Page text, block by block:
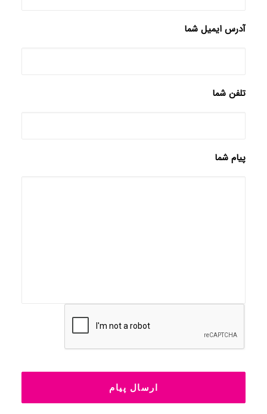
آدرس ایمیل شما
تلفن شما
پیام شما